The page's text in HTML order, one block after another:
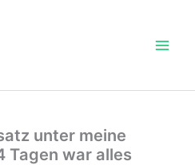
unter meine
Tagen war alles